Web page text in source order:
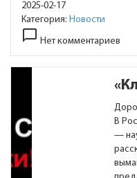
2025-02-17
Категория: Новости
chat_bubble_outline Нет комментариев
В
—